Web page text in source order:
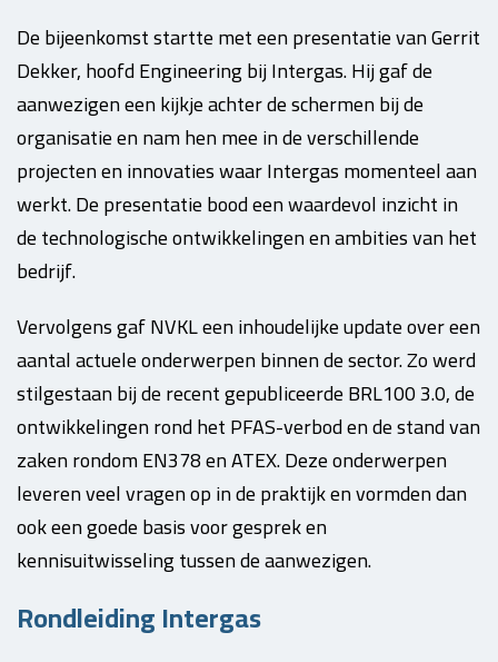
De bijeenkomst startte met een presentatie van Gerrit
Dekker, hoofd Engineering bij Intergas. Hij gaf de
aanwezigen een kijkje achter de schermen bij de
organisatie en nam hen mee in de verschillende
projecten en innovaties waar Intergas momenteel aan
werkt. De presentatie bood een waardevol inzicht in
de technologische ontwikkelingen en ambities van het
bedrijf.
Vervolgens gaf NVKL een inhoudelijke update over een
aantal actuele onderwerpen binnen de sector. Zo werd
stilgestaan bij de recent gepubliceerde BRL100 3.0, de
ontwikkelingen rond het PFAS-verbod en de stand van
zaken rondom EN378 en ATEX. Deze onderwerpen
leveren veel vragen op in de praktijk en vormden dan
ook een goede basis voor gesprek en
kennisuitwisseling tussen de aanwezigen.
Rondleiding Intergas